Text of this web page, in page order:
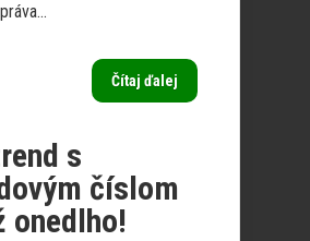
Čítaj ďalej
s
číslom
onedlho!